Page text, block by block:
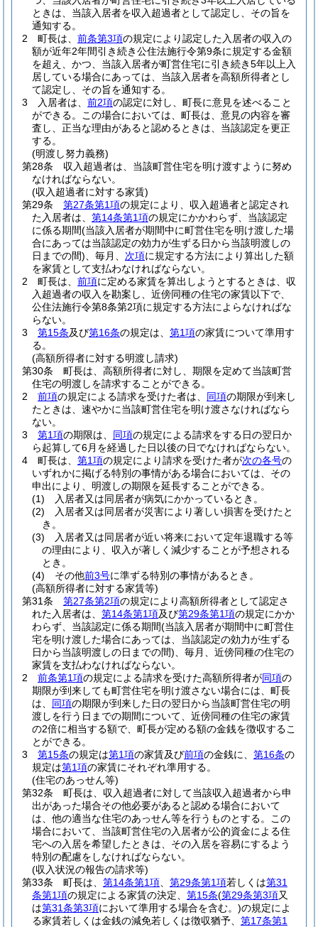
ときは、当該入居者を収入超過者として認定し、その旨を
通知する。
2
町長は、 前条第3項の規定により認定した入居者の収入の
額が近年2年間引き続き公住法施行令第9条に規定する金額
を超え、かつ、当該入居者が町営住宅に引き続き5年以上入
居している場合にあっては、当該入居者を高額所得者とし
て認定し、その旨を通知する。
3
入居者は、 前2項の認定に対し、町長に意見を述べること
ができる。
この場合においては、町長は、意見の内容を審
査し、正当な理由があると認めるときは、当該認定を更正
する。
(明渡し努力義務)
第28条
収入超過者は、当該町営住宅を明け渡すように努め
なければならない。
(収入超過者に対する家賃)
第29条
第27条第1項の規定により、収入超過者と認定され
た入居者は、 第14条第1項の規定にかかわらず、当該認定
に係る期間(当該入居者が期間中に町営住宅を明け渡した場
合にあっては当該認定の効力が生ずる日から当該明渡しの
日までの間) 、毎月、 次項に規定する方法により算出した額
を家賃として支払わなければならない。
2
町長は、 前項に定める家賃を算出しようとするときは、収
入超過者の収入を勘案し、近傍同種の住宅の家賃以下で、
公住法施行令第8条第2項に規定する方法によらなければな
らない。
3
第15条及び第16条の規定は、 第1項の家賃について準用す
る。
(高額所得者に対する明渡し請求)
第30条
町長は、高額所得者に対し、期限を定めて当該町営
住宅の明渡しを請求することができる。
2
前項の規定による請求を受けた者は、 同項の期限が到来し
たときは、速やかに当該町営住宅を明け渡さなければなら
ない。
3
第1項の期限は、 同項の規定による請求をする日の翌日か
ら起算して6月を経過した日以後の日でなければならない。
4
町長は、 第1項の規定により請求を受けた者が次の各号の
いずれかに掲げる特別の事情がある場合においては、その
申出により、明渡しの期限を延長することができる。
(1)
入居者又は同居者が病気にかかっているとき。
(2)
入居者又は同居者が災害により著しい損害を受けたと
き。
(3)
入居者又は同居者が近い将来において定年退職する等
の理由により、収入が著しく減少することが予想される
とき。
(4)
その他前3号に準ずる特別の事情があるとき。
(高額所得者に対する家賃等)
第31条
第27条第2項の規定により高額所得者として認定さ
れた入居者は、 第14条第1項及び第29条第1項の規定にかか
わらず、当該認定に係る期間(当該入居者が期間中に町営住
宅を明け渡した場合にあっては、当該認定の効力が生ずる
日から当該明渡しの日までの間) 、毎月、近傍同種の住宅の
家賃を支払わなければならない。
2
前条第1項の規定による請求を受けた高額所得者が同項の
期限が到来しても町営住宅を明け渡さない場合には、町長
は、 同項の期限が到来した日の翌日から当該町営住宅の明
渡しを行う日までの期間について、近傍同種の住宅の家賃
の2倍に相当する額で、町長が定める額の金銭を徴収するこ
とができる。
3
第15条の規定は第1項の家賃及び前項の金銭に、 第16条の
規定は第1項の家賃にそれぞれ準用する。
(住宅のあっせん等)
第32条
町長は、収入超過者に対して当該収入超過者から申
出があった場合その他必要があると認める場合において
は、他の適当な住宅のあっせん等を行うものとする。
この
場合において、当該町営住宅の入居者が公的資金による住
宅への入居を希望したときは、その入居を容易にするよう
特別の配慮をしなければならない。
(収入状況の報告の請求等)
第33条
町長は、 第14条第1項 第29条第1項若しくは第31
条第1項の規定による家賃の決定、 第15条(第29条第3項又
は第31条第3項において準用する場合を含む。)の規定によ
る家賃若しくは金銭の減免若しくは徴収猶予、 第17条第1